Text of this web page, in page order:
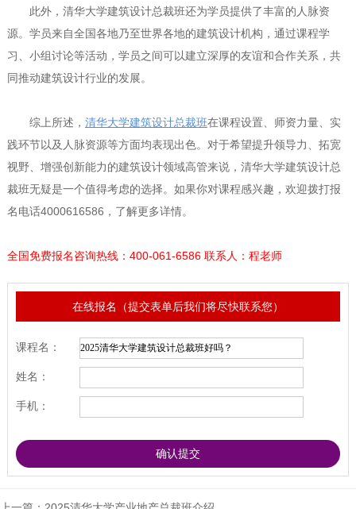
此外，清华大学建筑设计总裁班还为学员提供了丰富的人脉资
源。学员来自全国各地乃至世界各地的建筑设计机构，通过课程学
习、小组讨论等活动，学员之间可以建立深厚的友谊和合作关系，共
同推动建筑设计行业的发展。
综上所述， 清华大学建筑设计总裁班在课程设置、师资力量、实
践环节以及人脉资源等方面均表现出色。对于希望提升领导力、拓宽
视野、增强创新能力的建筑设计领域高管来说，清华大学建筑设计总
裁班无疑是一个值得考虑的选择。如果你对课程感兴趣，欢迎拨打报
名电话4000616586，了解更多详情。
全国免费报名咨询热线：400-061-6586 联系人：程老师
在线报名（提交表单后我们将尽快联系您）
课程名：
姓名：
手机：